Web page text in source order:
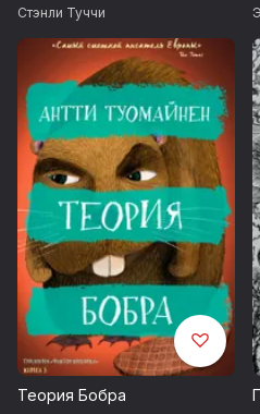
Стэнли Туччи
Теория Бобра